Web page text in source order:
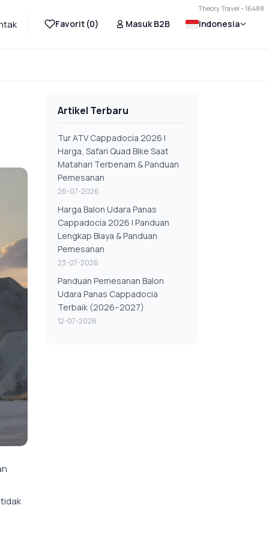
Theory Travel - 16488
Favorit (0) Masuk B2B Indonesia
Artikel Terbaru
Tur ATV Cappadocia 2026 |
Harga, Safari Quad Bike Saat
Matahari Terbenam & Panduan
Pemesanan
26-07-2026
Harga Balon Udara Panas
Cappadocia 2026 | Panduan
Lengkap Biaya & Panduan
Pemesanan
23-07-2026
Panduan Pemesanan Balon
Udara Panas Cappadocia
Terbaik (2026–2027)
12-07-2026